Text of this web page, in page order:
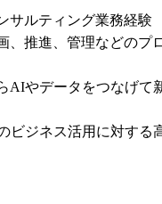
サルティング業務経験
、推進、管理などのプ
AIやデータをつなげて
ビジネス活用に対する